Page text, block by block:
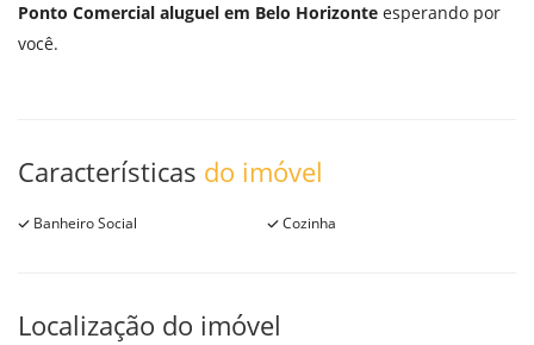
Ponto Comercial aluguel em Belo Horizonte esperando por
você.
Características do imóvel
Banheiro Social Cozinha
Localização do imóvel